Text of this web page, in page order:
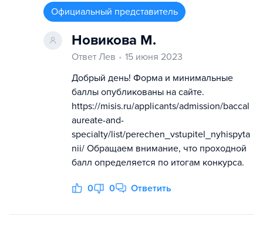
Официальный представитель
Новикова М.
Ответ Лев
15 июня 2023
Добрый день! Форма и минимальные
баллы опубликованы на сайте.
https://misis.ru/applicants/admission/baccal
aureate-and-
specialty/list/perechen_vstupitel_nyhispyta
nii/ Обращаем внимание, что проходной
балл определяется по итогам конкурса.
0 0 Ответить